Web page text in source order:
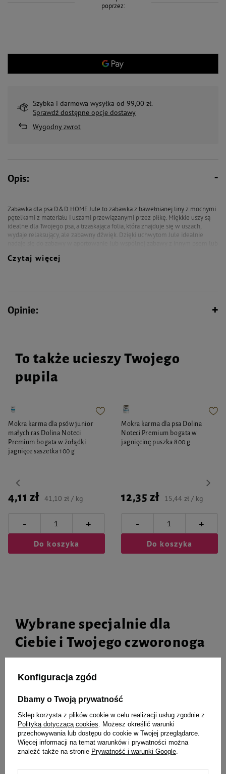
poprzez:
Szybka i darmowa wysyłka od 99,00 zł.
Sprawdź dostępne opcje dostawy
Wygodny zwrot
Opis:
Zabawka dla psa D&D HOME Jule to zabawka z bawełnianej liny z mocnymi
pętelkami z materiału i uszami przewiązanymi przez piłkę. Miękkie uszy są
idealne dla Twojego psa, a trzaskająca folia, która znajduje się w uszach,
wydaje relaksujący, ale zabawny dźwięk. Dzięki uchwytom Jule idealnie
Czytaj więcej
Opinie:
To także ucieszy Twojego
pupila
Mokra karma dla psów junior
małych ras Dolina Noteci
Premium bogata w żołądki
jagnięce saszetka 100 g
4,11 zł 41,10 zł / kg
- +
Do koszyka
Mokra karma dla psa Dolina
Noteci Premium bogata w
jagnięcinę puszka 800 g
12,35 zł 15,44 zł / kg
- +
Do koszyka
Wybrane specjalnie dla
Ciebie i Twojego czworonoga
Noteci Premium bogata w
5,14 zł
ras Dolina Noteci Premium z
makaronem saszetka 100 g
4,11 zł 41,10 zł / kg
Konfiguracja zgód
Dbamy o Twoją prywatność
Sklep korzysta z plików cookie w celu realizacji usług zgodnie z
Polityką dotyczącą cookies. Możesz określić warunki
przechowywania lub dostępu do cookie w Twojej przeglądarce.
Więcej informacji na temat warunków i prywatności można
znaleźć także na stronie Prywatność i warunki Google.